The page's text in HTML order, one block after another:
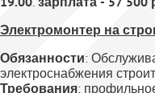
Электромонтер на
Обязанности:
электроснабжения
Требования: